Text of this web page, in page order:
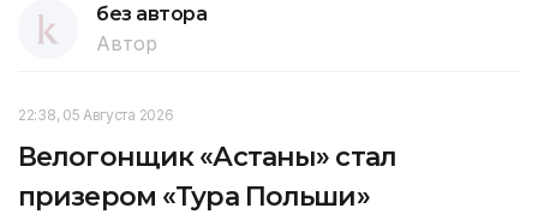
без автора
Автор
22:38, 05 Августа 2026
Велогонщик «Астаны» стал
призером «Тура Польши»